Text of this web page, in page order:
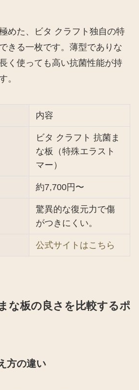
めた、ビタ クラフト独自の特
きる一枚です。薄型でありな
く使っても高い抗菌性能が持
。
内容
ビタ クラフト 抗菌ま
な板（特殊エラスト
マー）
約7,700円〜
驚異的な復元力で傷
がつきにくい。
公式サイトはこちら
な板の良さを比較するポ
方の違い